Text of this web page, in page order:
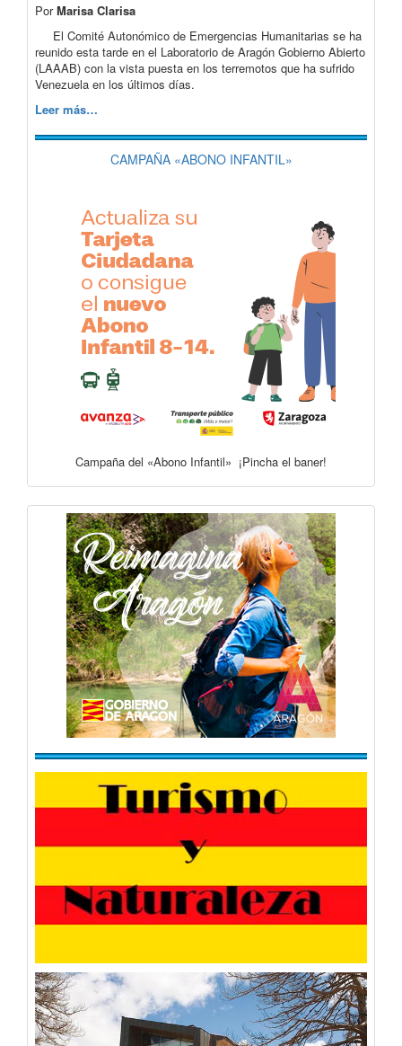
PorMarisa Clarisa
El Comité Autonómico de Emergencias Humanitarias se ha
reunido esta tarde en el Laboratorio de Aragón Gobierno Abierto
(LAAAB) con la vista puesta en los terremotos que ha sufrido
Venezuela en los últimos días.
Leer más…
CAMPAÑA «ABONO INFANTIL»
Campaña del «Abono Infantil» ¡Pincha el baner!